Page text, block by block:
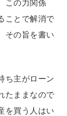
この力関係
ことで解消で
その旨を書い
ち主がローン
たままなので
を買う人はい